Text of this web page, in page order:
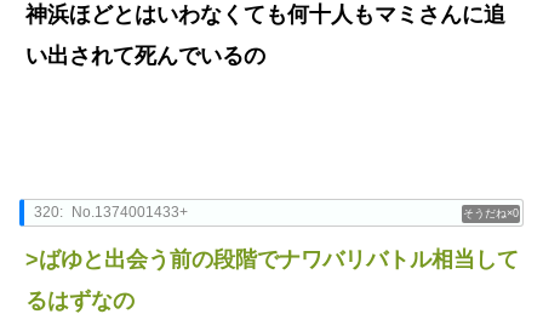
神浜ほどとはいわなくても何十人もマミさんに追
い出されて死んでいるの
0
320: No.1374001433+
>ばゆと出会う前の段階でナワバリバトル相当して
るはずなの